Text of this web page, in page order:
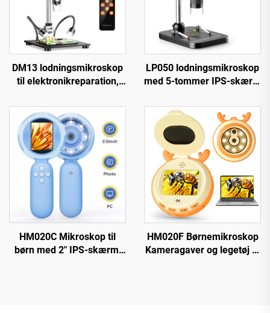
DM13 lodningsmikroskop
til elektronikreparation,
LED'er
LP050 lodningsmikroskop
med 5-tommer IPS-skærm
PCB, planter, mønter
HM020C Mikroskop til
børn med 2" IPS-skærm,
HM020F Børnemikroskop
Kameragaver og legetøj til